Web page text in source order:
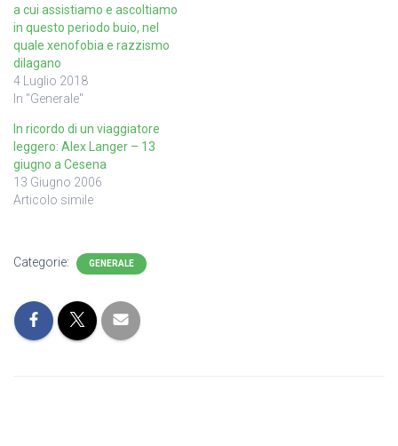
a cui assistiamo e ascoltiamo
in questo periodo buio, nel
quale xenofobia e razzismo
dilagano
4 Luglio 2018
In "Generale"
In ricordo di un viaggiatore
leggero: Alex Langer – 13
giugno a Cesena
13 Giugno 2006
Articolo simile
Categorie: GENERALE